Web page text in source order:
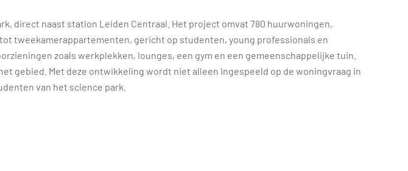
direct naast station Leiden Centraal. Het project omvat 780 huurwoningen,
tweekamerappartementen, gericht op studenten, young professionals en
zoals werkplekken, lounges, een gym en een gemeenschappelijke tuin.
gebied. Met deze ontwikkeling wordt niet alleen ingespeeld op de woningvraag in
van het science park.